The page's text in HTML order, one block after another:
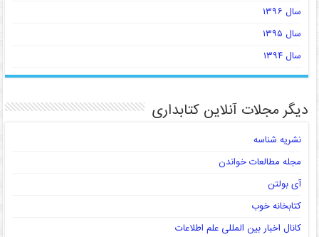
سال ۱۳۹۶
سال ۱۳۹۵
سال ۱۳۹۴
دیگر مجلات آنلاین کتابداری
نشریه شناسه
مجله مطالعات خواندن
آی بولتن
کتابخانه خوب
کانال اخبار بین المللی علم اطلاعات